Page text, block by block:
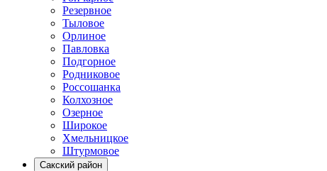
Резервное
Тыловое
Орлиное
Павловка
Подгорное
Родниковое
Россошанка
Колхозное
Озерное
Широкое
Хмельницкое
Штурмовое
Сакский район